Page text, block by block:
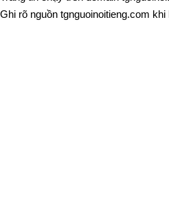
Ghi rõ nguồn tgnguoinoitieng.com khi